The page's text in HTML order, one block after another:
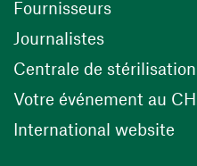
Fournisseurs(ouvre une
Journalistes
Centrale de stérilisation
Votre événement au
International website